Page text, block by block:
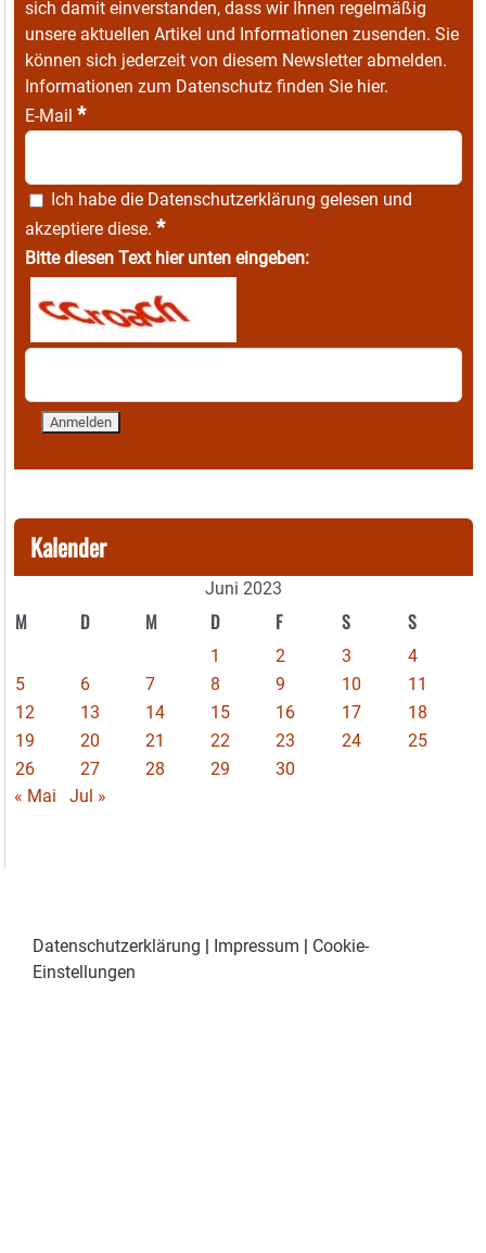
sich damit einverstanden, dass wir Ihnen regelmäßig
unsere aktuellen Artikel und Informationen zusenden. Sie
können sich jederzeit von diesem Newsletter abmelden.
Informationen zum Datenschutz finden Sie hier.
E-Mail *
Ich habe die Datenschutzerklärung gelesen und
akzeptiere diese. *
Bitte diesen Text hier unten eingeben:
Kalender
Juni 2023
M D M D F S S
1 2 3
4
5
6 7 8 9 10
11
12
13 14 15 16 17
18
19
20 21 22 23 24
25
26
27 28 29
30
« Mai
Jul »
Datenschutzerklärung | Impressum | Cookie-
Einstellungen